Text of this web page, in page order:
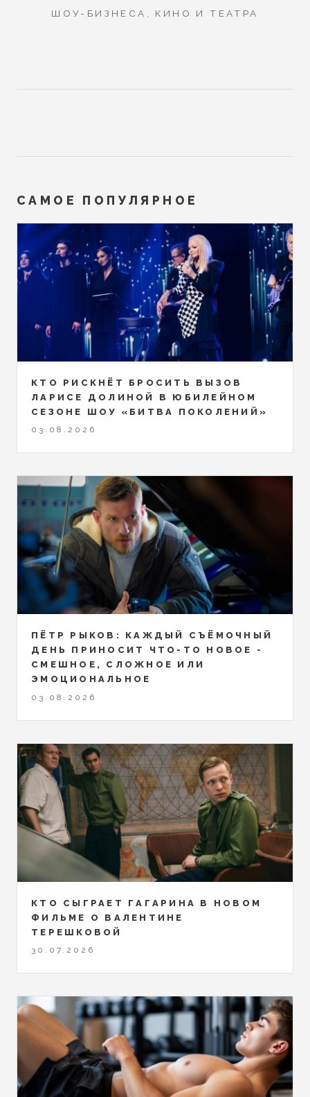
ШОУ-БИЗНЕСА, КИНО И ТЕАТРА
САМОЕ ПОПУЛЯРНОЕ
КТО РИСКНЁТ БРОСИТЬ ВЫЗОВ
ЛАРИСЕ ДОЛИНОЙ В ЮБИЛЕЙНОМ
СЕЗОНЕ ШОУ «БИТВА ПОКОЛЕНИЙ»
03.08.2026
ПЁТР РЫКОВ: КАЖДЫЙ СЪЁМОЧНЫЙ
ДЕНЬ ПРИНОСИТ ЧТО-ТО НОВОЕ -
СМЕШНОЕ, СЛОЖНОЕ ИЛИ
ЭМОЦИОНАЛЬНОЕ
03.08.2026
КТО СЫГРАЕТ ГАГАРИНА В НОВОМ
ФИЛЬМЕ О ВАЛЕНТИНЕ
ТЕРЕШКОВОЙ
30.07.2026